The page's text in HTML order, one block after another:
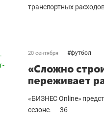
транспортных
20 сентября #футбол
«Сложно
переживает
«БИЗНЕС Online»
сезоне.
36